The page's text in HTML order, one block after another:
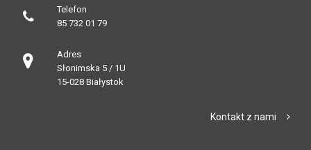
Telefon
85 732 01 79
Adres
Słonimska 5 / 1U
15-028 Białystok
Kontakt z nami